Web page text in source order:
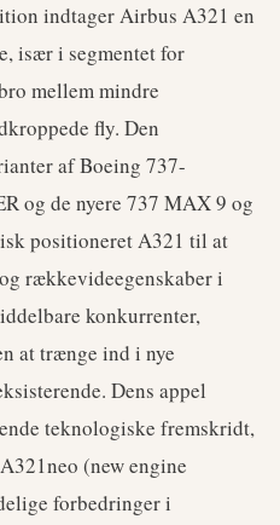
indtager Airbus A321 en
især i segmentet for
mellem mindre
fly. Den
af Boeing 737-
og de nyere 737 MAX 9 og
positioneret A321 til at
rækkevideegenskaber i
konkurrenter,
at trænge ind i nye
Dens appel
teknologiske fremskridt,
(new engine
forbedringer i